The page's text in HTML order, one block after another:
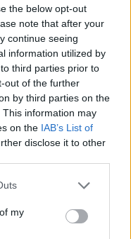
the below opt-out
note that after your
continue seeing
information utilized by
third parties prior to
out of the further
by third parties on the
This information may
on the IAB’s List of
disclose it to other
one or more Google
You may click to
third-party tags to
my